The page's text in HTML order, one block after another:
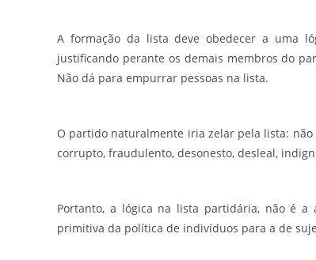
A formação da lista deve obedecer a uma
justificando perante os demais membros do
Não dá para empurrar pessoas na lista.
O partido naturalmente iria zelar pela lista: não
corrupto, fraudulento, desonesto, desleal,
Portanto, a lógica na lista partidária, não é a
primitiva da política de indivíduos para a de